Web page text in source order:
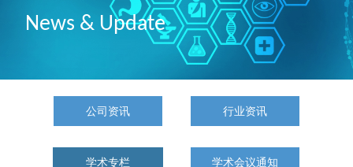
News & Update
公司资讯 行业资讯
学术专栏 学术会议通知